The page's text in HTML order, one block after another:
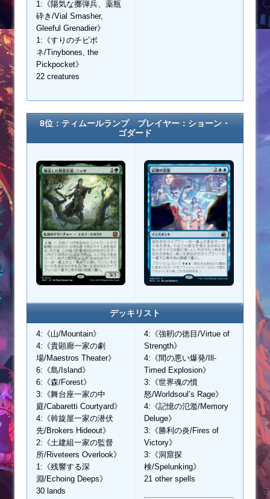
1:《陽気な擲弾兵、薬瓶
砕き/Vial Smasher,
Gleeful Grenadier》
1:《すりのチビボ
ネ/Tinybones, the
Pickpocket》
22 creatures
8位：ティムールランプ プレイヤー： ショーン・
ゴダード
デッキリスト
4:《山/Mountain》
4:《貴顕廊一家の劇
場/Maestros Theater》
6:《島/Island》
6:《森/Forest》
3:《舞台座一家の中
庭/Cabaretti Courtyard》
4:《斡旋屋一家の潜伏
先/Brokers Hideout》
2:《土建組一家の監督
所/Riveteers Overlook》
1:《残響する深
淵/Echoing Deeps》
30 lands
4:《強靭の徳目/Virtue of
Strength》
4:《間の悪い爆発/Ill-
Timed Explosion》
3:《世界魂の憤
怒/Worldsoul’s Rage》
4:《記憶の氾濫/Memory
Deluge》
3:《勝利の炎/Fires of
Victory》
3:《洞窟探
検/Spelunking》
21 other spells